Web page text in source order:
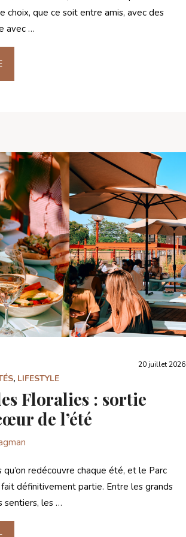
choix, que ce soit entre amis, avec des
avec …
20 juillet 2026
, LIFESTYLE
Floralies : sortie
de l’été
redécouvre chaque été, et le Parc
définitivement partie. Entre les grands
sentiers, les …